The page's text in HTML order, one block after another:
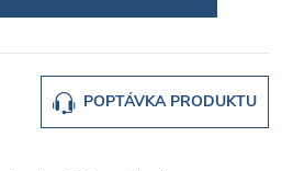
POPTÁVKA PRODUKTU